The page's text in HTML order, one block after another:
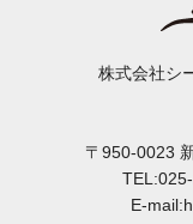
株式会社シ
〒950-0023
E-